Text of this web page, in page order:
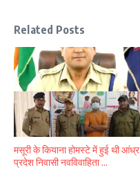
Related Posts
मसूरी के कियाना होमस्टे में हुई थी आंध्र
प्रदेश निवासी नवविवाहिता ...